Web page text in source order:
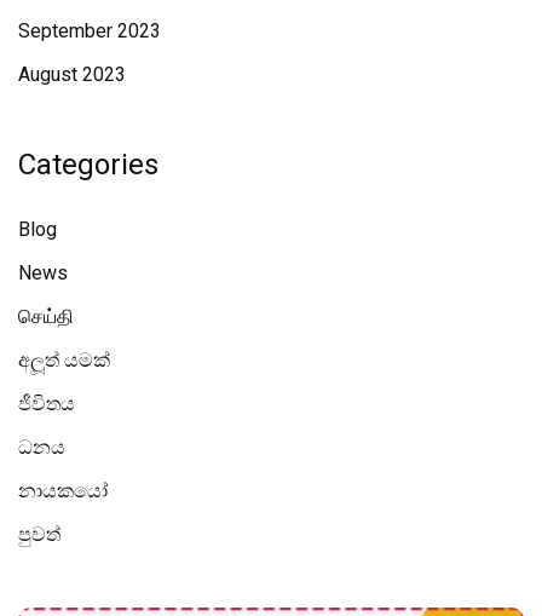
September 2023
August 2023
Categories
Blog
News
செய்தி
අලූත් යමක්
ජීවිතය
ධනය
නායකයෝ
පුවත්